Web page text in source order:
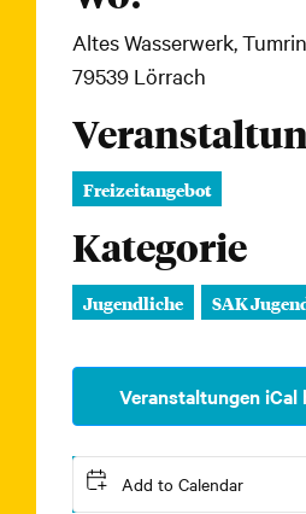
Altes Wasserwerk,
79539 Lörrach
Freizeitangebot
Kategorie
Jugendliche SAK
Veranstaltungen iCal
Add to Calendar